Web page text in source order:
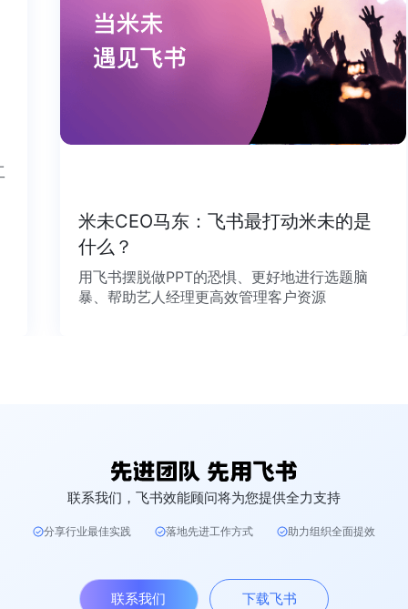
米未CEO马东：飞书最打动米未的是
什么？
用飞书摆脱做PPT的恐惧、更好地进行选题脑
暴、帮助艺人经理更高效管理客户资源
联系我们，飞书效能顾问将为您提供全力支持
分享行业最佳实践 落地先进工作方式 助力组织全面提效
联系我们 下载飞书